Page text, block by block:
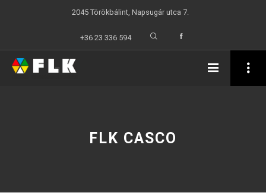
2045 Törökbálint, Napsugár utca 7.
+36 23 336 594
FLK CASCO